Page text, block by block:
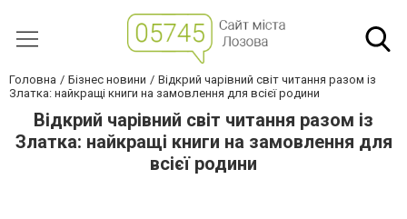
Головна Бізнес новини
Відкрий чарівний світ читання разом із
Златка: найкращі книги на замовлення для всієї родини
Відкрий чарівний світ читання разом із
Златка: найкращі книги на замовлення для
всієї родини